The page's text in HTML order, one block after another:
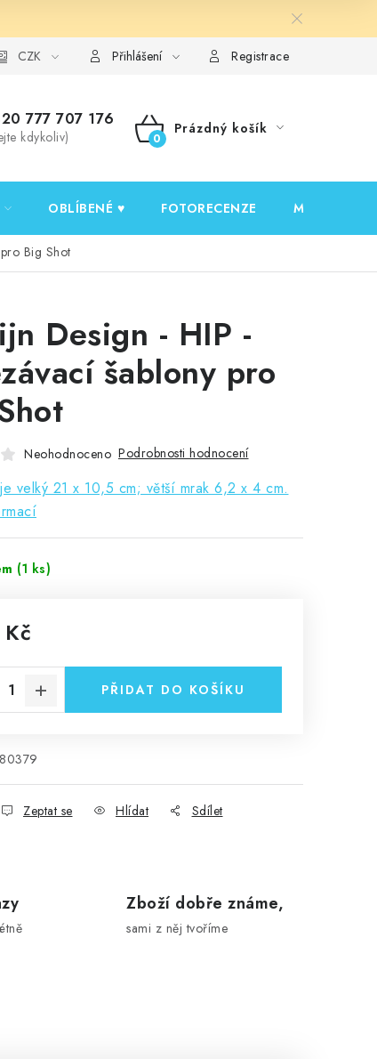
osobních údajů Ověřování recenzí
CZK Přihlášení Registrace
777 707 176
kdykoliv)
NÁKUPNÍ
Prázdný košík
OBLÍBENÉ ♥️ FOTORECENZE MOJE
Big Shot
Design - HIP -
šablony pro
Neohodnoceno Podrobnosti hodnocení
velký 21 x 10,5 cm; větší mrak 6,2 x 4 cm.
(1 ks)
PŘIDAT DO KOŠÍKU
80379
Zeptat se Hlídat Sdílet
Zboží dobře známe,
sami z něj tvoříme